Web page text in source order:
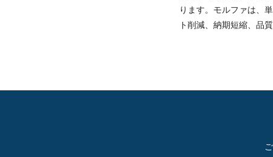
ります。モルファは、
ト削減、納期短縮、品